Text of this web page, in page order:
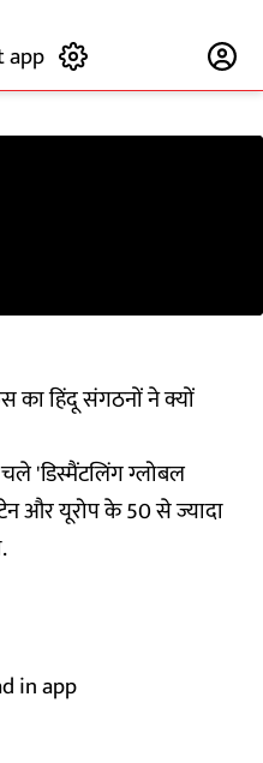
app
का हिंदू संगठनों ने क्यों
'डिस्मैंटलिंग ग्लोबल
और यूरोप के 50 से ज्यादा
in app